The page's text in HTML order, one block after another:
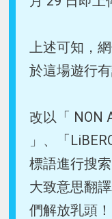
上述可知，
於這場遊行
改以「 NON
」、「
標語進行搜
大致意思翻
們解放乳頭